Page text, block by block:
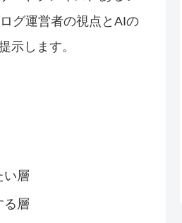
グ運営者の視点とAIの
示します。
い層
る層